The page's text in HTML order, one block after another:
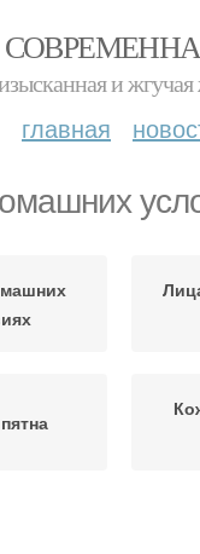
и
главная